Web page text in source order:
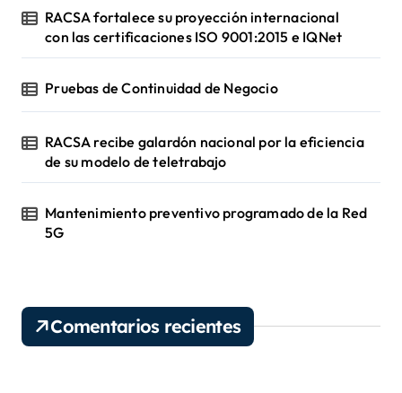
RACSA fortalece su proyección internacional
con las certificaciones ISO 9001:2015 e IQNet
Pruebas de Continuidad de Negocio
RACSA recibe galardón nacional por la eficiencia
de su modelo de teletrabajo
Mantenimiento preventivo programado de la Red
5G
Comentarios recientes